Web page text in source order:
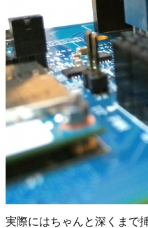
実際にはちゃんと深くまで